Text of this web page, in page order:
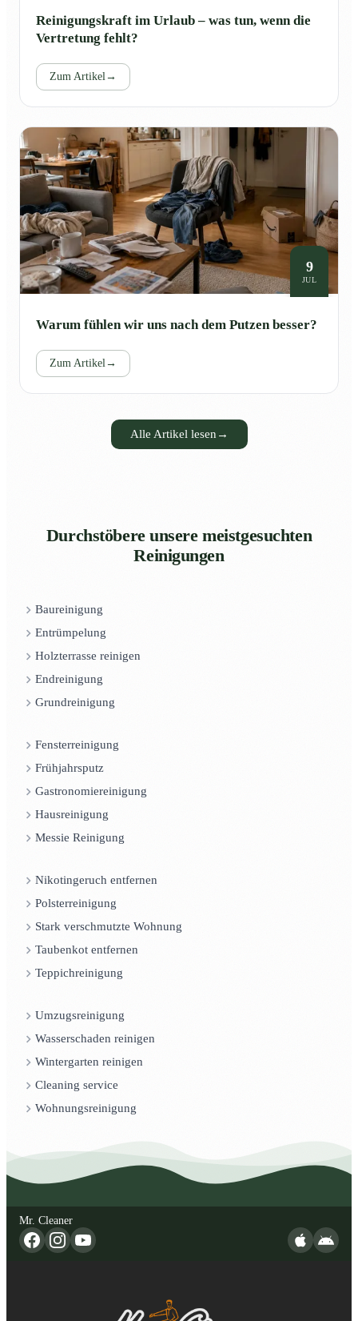
Reinigungskraft im Urlaub – was tun, wenn die
Vertretung fehlt?
Zum Artikel→
9
JUL
Warum fühlen wir uns nach dem Putzen besser?
Zum Artikel→
Alle Artikel lesen →
Durchstöbere unsere meistgesuchten
Reinigungen
Baureinigung
Entrümpelung
Holzterrasse reinigen
Endreinigung
Grundreinigung
Fensterreinigung
Frühjahrsputz
Gastronomiereinigung
Hausreinigung
Messie Reinigung
Nikotingeruch entfernen
Polsterreinigung
Stark verschmutzte Wohnung
Taubenkot entfernen
Teppichreinigung
Umzugsreinigung
Wasserschaden reinigen
Wintergarten reinigen
Cleaning service
Wohnungsreinigung
Mr. Cleaner